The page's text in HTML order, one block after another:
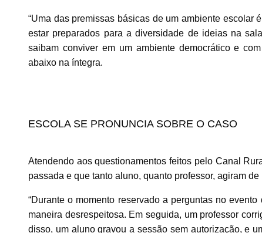
“Uma das premissas básicas de um ambiente
estar preparados para a diversidade de ideias na
saibam conviver em um ambiente democrático e
abaixo na íntegra.
ESCOLA SE PRONUNCIA SOBRE O CASO
Atendendo aos questionamentos feitos pelo Canal
passada e que tanto aluno, quanto professor, agiram
“Durante o momento reservado a perguntas no
maneira desrespeitosa. Em seguida, um professor
disso, um aluno gravou a sessão sem autorização, e